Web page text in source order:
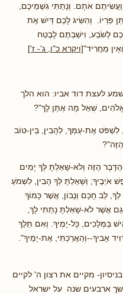
אֹתָם. וְנָתַתִּי גִשְׁמֵיכֶם,
פִּרְיוֹ. וְהִשִּׂיג לָכֶם דַּיִשׁ אֶת
לָשֹׂבַע, וִישַׁבְתֶּם לָבֶטַח
מַחֲרִיד"[ויקרא כ"ו, ג'- ז']
לעצת דוד אביו: הוא הלך
אֱלֹהִים, שְׁאַל מָה אֶתֶּן לָךְ"?
אֶת-עַמְּךָ, לְהָבִין, בֵּין-טוֹב
הַזֶּה וְלֹא-שָׁאַלְתָּ לְּךָ יָמִים
אֹיְבֶיךָ; וְשָׁאַלְתָּ לְּךָ הָבִין, לִשְׁמֹעַ
לֵב חָכָם וְנָבוֹן, אֲשֶׁר כָּמוֹךָ
אֲשֶׁר לֹא-שָׁאַלְתָּ נָתַתִּי לָךְ,
בַּמְּלָכִים, כָּל-יָמֶיךָ. וְאִם תֵּלֵךְ
אָבִיךָ--וְהַאֲרַכְתִּי, אֶת-יָמֶיךָ".
מקיים את רצון ה' לקיים
ארבעים שנה על ישראל